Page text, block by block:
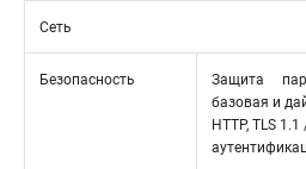
Сеть
Безопасность
Защита
базовая и
HTTP, TLS